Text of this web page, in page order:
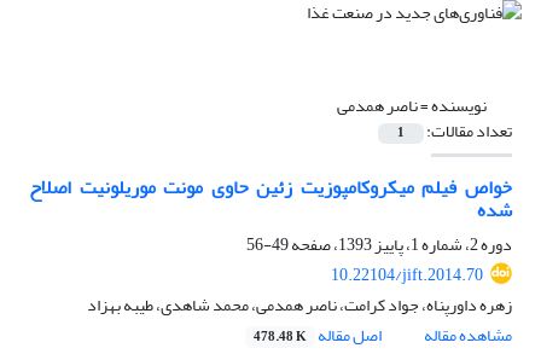
نویسنده =ناصر همدمی
تعداد مقالات: 1
خواص فیلم میکروکامپوزیت زئین حاوی مونت موریلونیت اصلاح
شده
دوره 2، شماره 1، پاییز 1393، صفحه
49-56
10.22104/jift.2014.70
زهره داورپناه، جواد کرامت، ناصر همدمی، محمد شاهدی، طیبه بهزاد
مشاهده مقاله
اصل مقاله 478.48 K